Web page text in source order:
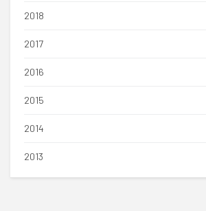
2018
2017
2016
2015
2014
2013